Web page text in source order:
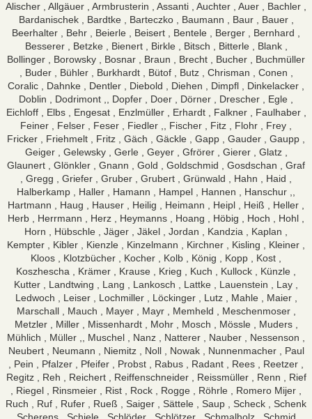
Alischer , Allgäuer , Armbrusterin , Assanti , Auchter , Auer , Bachler ,
Bardanischek , Bardtke , Barteczko , Baumann , Baur , Bauer ,
Beerhalter , Behr , Beierle , Beisert , Bentele , Berger , Bernhard ,
Besserer , Betzke , Bienert , Birkle , Bitsch , Bitterle , Blank ,
Bollinger , Borowsky , Bosnar , Braun , Brecht , Bucher , Buchmüller
, Buder , Bühler , Burkhardt , Bütof , Butz , Chrisman , Conen ,
Coralic , Dahnke , Dentler , Diebold , Diehen , Dimpfl , Dinkelacker ,
Doblin , Dodrimont ,, Dopfer , Doer , Dörner , Drescher , Egle ,
Eichloff , Elbs , Engesat , Enzlmüller , Erhardt , Falkner , Faulhaber ,
Feiner , Felser , Feser , Fiedler ,, Fischer , Fitz , Flohr , Frey ,
Fricker , Friehmelt , Fritz , Gäch , Gäckle , Gapp , Gauder , Gaupp ,
Geiger , Gelewsky , Gerle , Geyer , Gfrörer , Gierer , Glatz ,
Glaunert , Glönkler , Gnann , Gold , Goldschmid , Gosdschan , Graf
, Gregg , Griefer , Gruber , Grubert , Grünwald , Hahn , Haid ,
Halberkamp , Haller , Hamann , Hampel , Hannen , Hanschur ,,
Hartmann , Haug , Hauser , Heilig , Heimann , Heipl , Heiß , Heller ,
Herb , Herrmann , Herz , Heymanns , Hoang , Höbig , Hoch , Hohl ,
Horn , Hübschle , Jäger , Jäkel , Jordan , Kandzia , Kaplan ,
Kempter , Kibler , Kienzle , Kinzelmann , Kirchner , Kisling , Kleiner ,
Kloos , Klotzbücher , Kocher , Kolb , König , Kopp , Kost ,
Koszhescha , Krämer , Krause , Krieg , Kuch , Kullock , Künzle ,
Kutter , Landtwing , Lang , Lankosch , Lattke , Lauenstein , Lay ,
Ledwoch , Leiser , Lochmiller , Löckinger , Lutz , Mahle , Maier ,
Marschall , Mauch , Mayer , Mayr , Memheld , Meschenmoser ,
Metzler , Miller , Missenhardt , Mohr , Mosch , Mössle , Muders ,
Mühlich , Müller ,, Muschel , Nanz , Natterer , Nauber , Nessenson ,
Neubert , Neumann , Niemitz , Noll , Nowak , Nunnenmacher , Paul
, Pein , Pfalzer , Pfeifer , Probst , Rabus , Radant , Rees , Reetzer ,
Regitz , Reh , Reichert , Reiffenschneider , Reissmüller , Renn , Rief
, Riegel , Rinsmeier , Rist , Rock , Rogge , Röhrle , Romero Mijer ,
Ruch , Ruf , Rufer , Rueß , Saiger , Sättele , Saup , Scheck , Schenk